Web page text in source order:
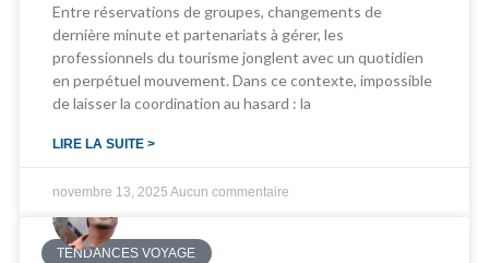
Entre réservations de groupes, changements de
dernière minute et partenariats à gérer, les
professionnels du tourisme jonglent avec un quotidien
en perpétuel mouvement. Dans ce contexte, impossible
de laisser la coordination au hasard : la
LIRE LA SUITE >
novembre 13, 2025 Aucun commentaire
TENDANCES VOYAGE